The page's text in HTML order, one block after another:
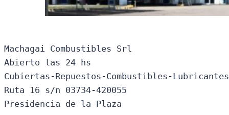
Machagai Combustibles Srl
Abierto las 24 hs
Cubiertas-Repuestos-Combustibles-
Ruta 16 s/n 03734-420055
Presidencia de la Plaza